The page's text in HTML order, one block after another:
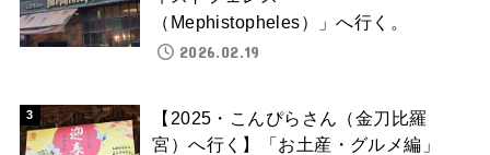
（Mephistopheles）」へ行く。
2026.02.19
【2025・こんぴらさん（金刀比羅
宮）へ行く】「お土産・グルメ編」